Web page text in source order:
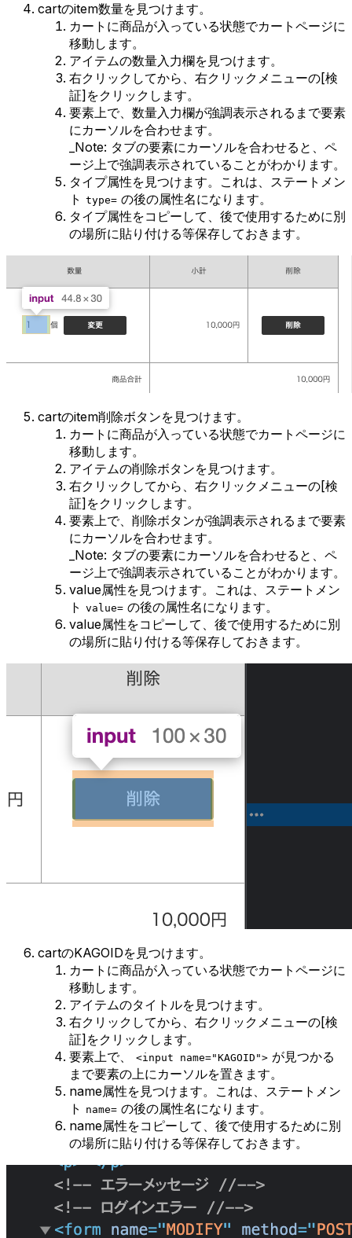
cartのitem数量を見つけます。
カートに商品が入っている状態でカートページに
移動します。
アイテムの数量入力欄を見つけます。
右クリックしてから、右クリックメニューの[検
証]をクリックします。
要素上で、数量入力欄が強調表示されるまで要素
にカーソルを合わせます。
_Note: タブの要素にカーソルを合わせると、ペ
ージ上で強調表示されていることがわかります。
タイプ属性を見つけます。これは、ステートメン
ト type= の後の属性名になります。
タイプ属性をコピーして、後で使用するために別
の場所に貼り付ける等保存しておきます。
cartのitem削除ボタンを見つけます。
カートに商品が入っている状態でカートページに
移動します。
アイテムの削除ボタンを見つけます。
右クリックしてから、右クリックメニューの[検
証]をクリックします。
要素上で、削除ボタンが強調表示されるまで要素
にカーソルを合わせます。
_Note: タブの要素にカーソルを合わせると、ペ
ージ上で強調表示されていることがわかります。
value属性を見つけます。これは、ステートメン
ト value= の後の属性名になります。
value属性をコピーして、後で使用するために別
の場所に貼り付ける等保存しておきます。
cartのKAGOIDを見つけます。
カートに商品が入っている状態でカートページに
移動します。
アイテムのタイトルを見つけます。
右クリックしてから、右クリックメニューの[検
証]をクリックします。
要素上で、
<input name="KAGOID"> が見つかる
まで要素の上にカーソルを置きます。
name属性を見つけます。これは、ステートメン
ト
name= の後の属性名になります。
name属性をコピーして、後で使用するために別
の場所に貼り付ける等保存しておきます。